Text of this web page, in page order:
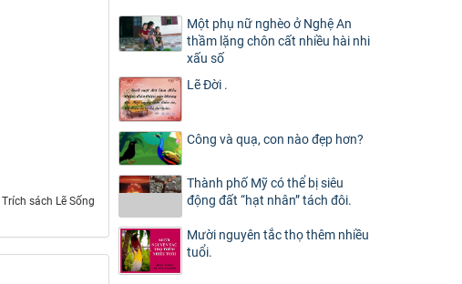
Trích sách Lẽ Sống
Một phụ nữ nghèo ở Nghệ An
thầm lặng chôn cất nhiều hài nhi
xấu số
Lẽ Đời .
Công và quạ, con nào đẹp hơn?
Thành phố Mỹ có thể bị siêu
động đất “hạt nhân” tách đôi.
Mười nguyên tắc thọ thêm nhiều
tuổi.